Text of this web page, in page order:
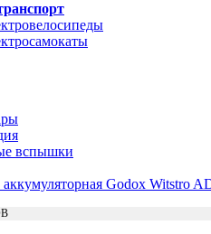
вспышки
Godox Witstro